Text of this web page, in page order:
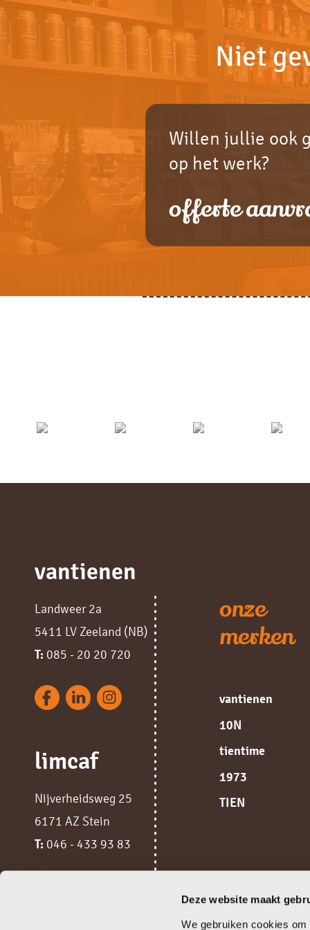
Deze website maakt
We gebruiken cookies
Niet
Willen jullie ook
op het werk?
offerte
vantienen
Landweer 2a
5411 LV Zeeland (NB)
T: 085 - 20 20 720
limcaf
Nijverheidsweg 25
6171 AZ Stein
T: 046 - 433 93 83
onze
merken
vantienen
10N
tientime
1973
TIEN